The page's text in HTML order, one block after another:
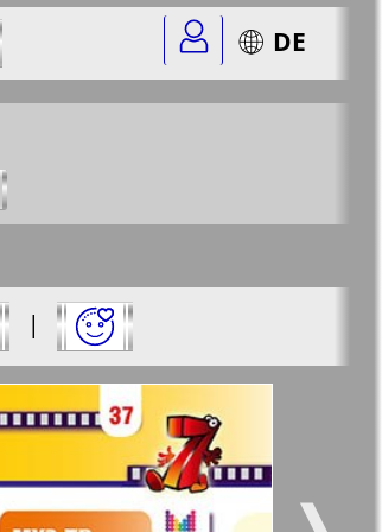
DE
|
на нее:
5 6
Город 511